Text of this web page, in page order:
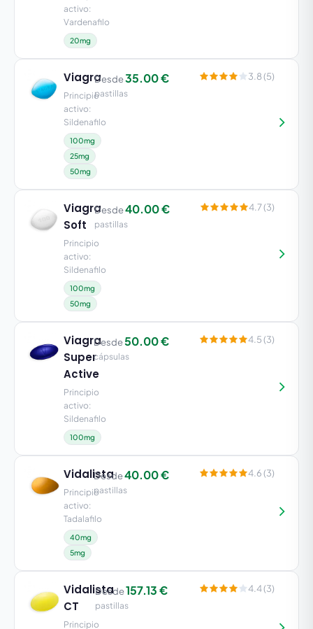
Vidalista
Principio
activo:
Tadalafilo
40mg
5mg
Desde40.00 €
pastillas
4.6 (3)
Viagra
Soft
Principio
activo:
Sildenafilo
100mg
50mg
Desde40.00 €
pastillas
4.7 (3)
Viagra
Super
Active
Principio
activo:
Sildenafilo
100mg
Desde50.00 €
cápsulas
4.5 (3)
Viagra
Principio
activo:
Sildenafilo
100mg
25mg
50mg
Desde35.00 €
pastillas
3.8 (5)
Vidalista
CT
Principio
Desde157.13 €
pastillas
4.4 (3)
activo:
Vardenafilo
20mg